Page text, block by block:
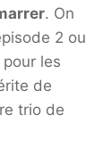
. On
2 ou
les
de
trio de